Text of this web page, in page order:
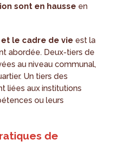
sont en hausse en
et le cadre de vie est la
abordée. Deux-tiers de
au niveau communal,
Un tiers des
liées aux institutions
ou leurs
de